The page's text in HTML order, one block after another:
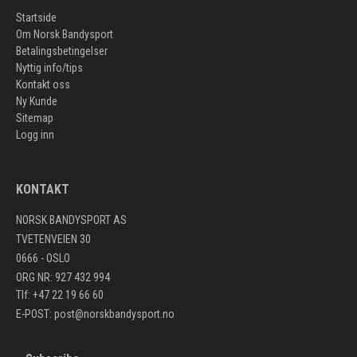
Startside
Om Norsk Bandysport
Betalingsbetingelser
Nyttig info/tips
Kontakt oss
Ny Kunde
Sitemap
Logg inn
KONTAKT
NORSK BANDYSPORT AS
TVETENVEIEN 30
0666 - OSLO
ORG NR: 927 432 994
Tlf: +47 22 19 66 60
E-POST: post@norskbandysport.no